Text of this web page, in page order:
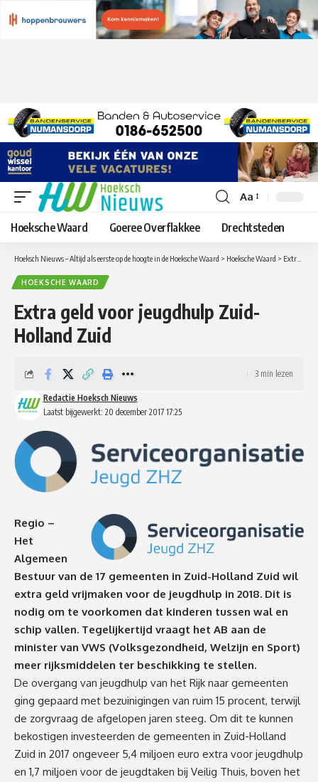
Lettergrootte
aanpassen
Aa
Hoeksche Waard Goeree Overflakkee Drechtsteden
Hoeksch Nieuws – Altijd als eerste op de hoogte in de Hoeksche Waard > Hoeksche Waard > Extra geld voor jeugdhulp Zuid-Holland Zuid
HOEKSCHE WAARD
Extra geld voor jeugdhulp Zuid-
Holland Zuid
Laatst bijgewerkt: 20 december 2017 17:25
Redactie Hoeksch Nieuws
3 min lezen
Regio –
Het
Algemeen
Bestuur van de 17 gemeenten in Zuid-Holland Zuid wil
extra geld vrijmaken voor de jeugdhulp in 2018. Dit is
nodig om te voorkomen dat kinderen tussen wal en
schip vallen. Tegelijkertijd vraagt het AB aan de
minister van VWS (Volksgezondheid, Welzijn en Sport)
meer rijksmiddelen ter beschikking te stellen.
De overgang van jeugdhulp van het Rijk naar gemeenten
ging gepaard met bezuinigingen van ruim 15 procent, terwijl
de zorgvraag de afgelopen jaren steeg. Om dit te kunnen
bekostigen investeerden de gemeenten in Zuid-Holland
Zuid in 2017 ongeveer 5,4 miljoen euro extra voor jeugdhulp
en 1,7 miljoen voor de jeugdtaken bij Veilig Thuis, boven het